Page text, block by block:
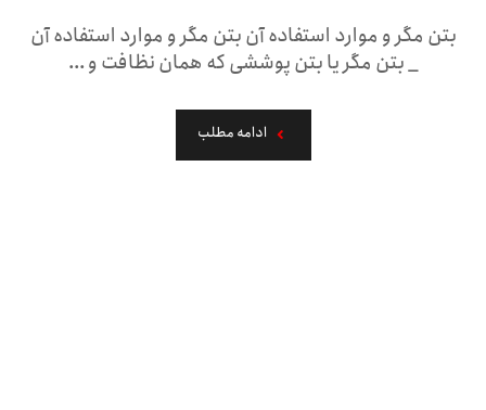
بتن مگر و موارد استفاده آن بتن مگر و موارد استفاده آن
_ بتن مگر یا بتن پوششی که همان نظافت و ...
ادامه مطلب